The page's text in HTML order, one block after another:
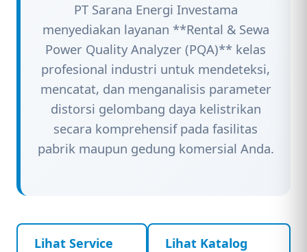
PT Sarana Energi Investama
menyediakan layanan **Rental & Sewa
Power Quality Analyzer (PQA)** kelas
profesional industri untuk mendeteksi,
mencatat, dan menganalisis parameter
distorsi gelombang daya kelistrikan
secara komprehensif pada fasilitas
pabrik maupun gedung komersial Anda.
Lihat Service
Lihat Katalog